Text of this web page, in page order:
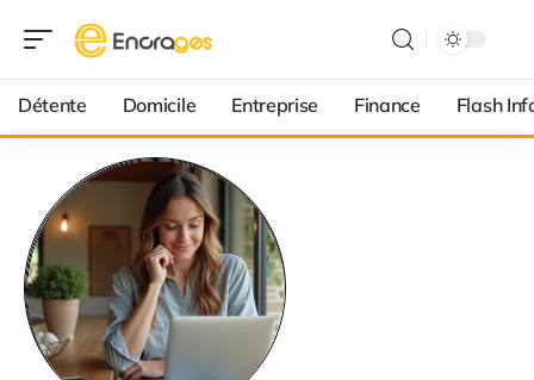
Détente Domicile Entreprise Finance Flash